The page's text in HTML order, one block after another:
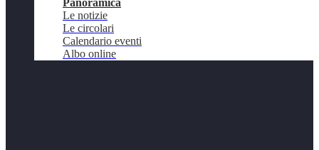
Panoramica
Le notizie
Le circolari
Calendario eventi
Albo online